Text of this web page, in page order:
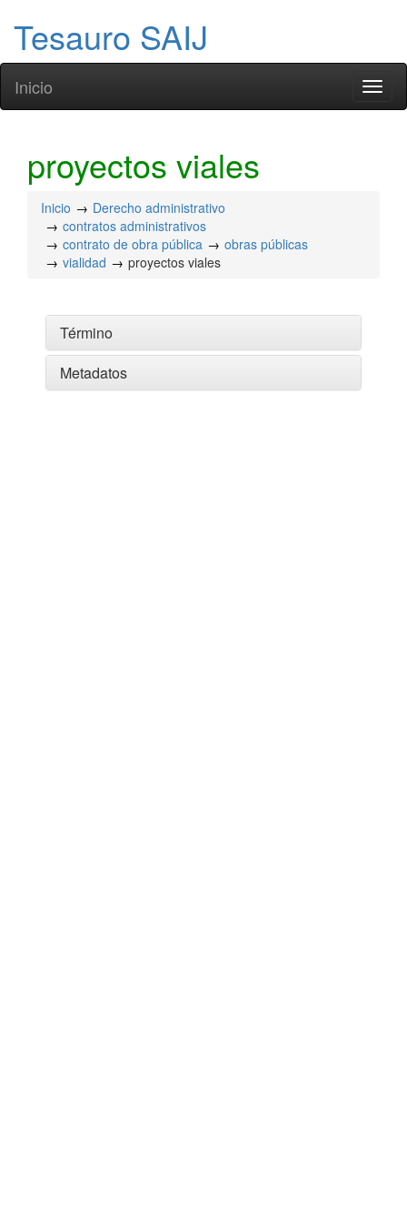
Tesauro SAIJ
Inicio
proyectos viales
Inicio
Derecho administrativo
contratos administrativos
contrato de obra pública
obras públicas
vialidad
proyectos viales
Término
Metadatos